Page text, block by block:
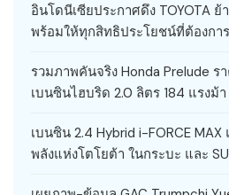
อินโดนีเซียประกาศดึง TOYOTA
พร้อมให้ทุกสิทธิประโยชน์ที่ต้องการ
รวมภาพคันจริง Honda Prelude
เบนซินไฮบริด 2.0 ลิตร 184 แรงม้
เบนซิน 2.4 Hybrid i-FORCE
พลังแห่งโตโยต้า ในกระบะ และ